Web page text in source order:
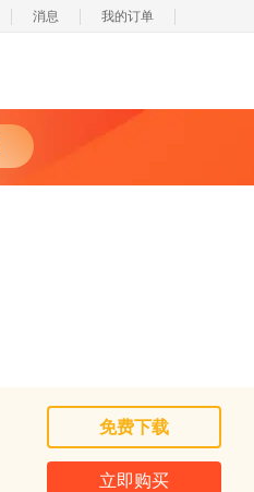
消息 我的订单
免费下载
立即购买